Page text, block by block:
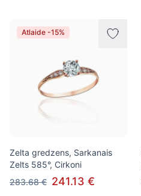
Atlaide -15%
Zelta gredzens, Sarkanais
Zelts 585°, Cirkoni
283.68 € 241.13 €